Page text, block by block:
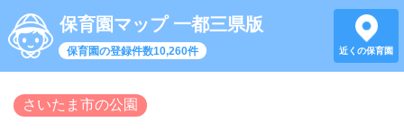
保育園マップ 一都三県版
保育園の登録件数10,260件 近くの保育園
さいたま市の公園